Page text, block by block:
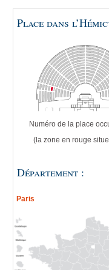
Place dans
Numéro de la place
(la zone en rouge
Département :
Paris